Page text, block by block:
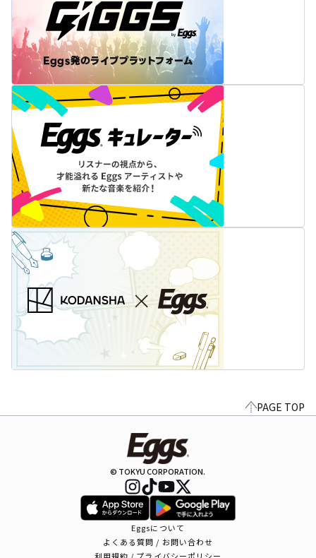
PAGE TOP
© TOKYU CORPORATION.
Eggsについて
よくある質問 / お問い合わせ